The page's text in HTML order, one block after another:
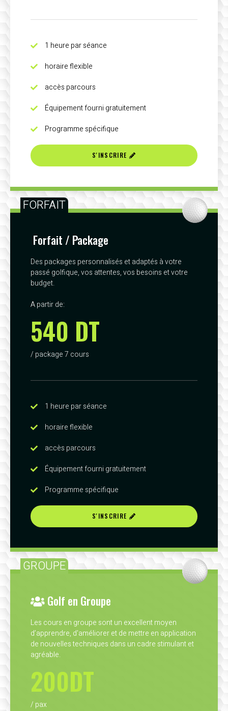
1 heure par séance
horaire flexible
accès parcours
Équipement fourni gratuitement
Programme spécifique
S'INSCRIRE
FORFAIT
Forfait / Package
Des packages personnalisés et adaptés à votre
passé golfique, vos attentes, vos besoins et votre
budget.
A partir de:
540 DT
/ package 7 cours
1 heure par séance
horaire flexible
accès parcours
Équipement fourni gratuitement
Programme spécifique
S'INSCRIRE
GROUPE
Golf en Groupe
Les cours en groupe sont un excellent moyen
d’apprendre, d'améliorer et de mettre en application
de nouvelles techniques dans un cadre stimulant et
agréable.
200DT
/ pax